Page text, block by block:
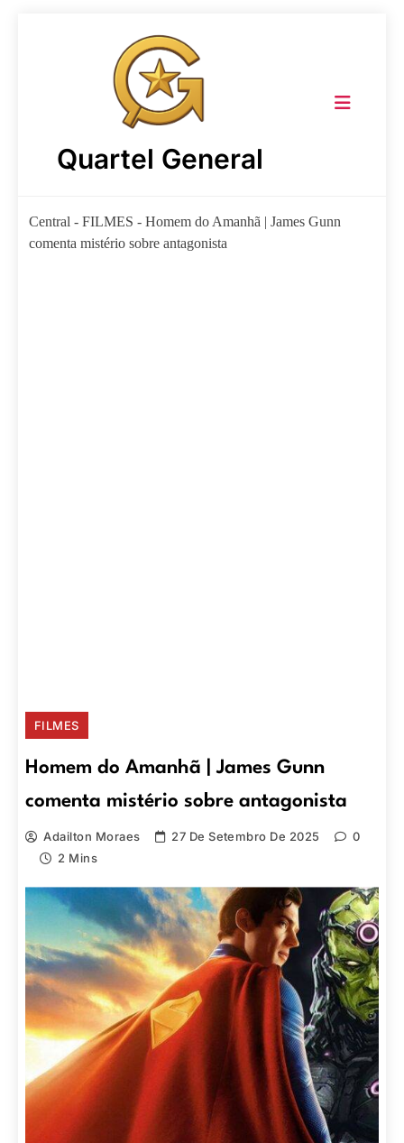
Quartel General
Central - FILMES - Homem do Amanhã | James Gunn
comenta mistério sobre antagonista
FILMES
Homem do Amanhã | James Gunn
comenta mistério sobre antagonista
Adailton Moraes 27 De Setembro De 2025
0
2 Mins